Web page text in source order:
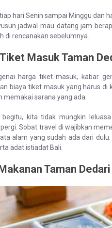
hari Senin sampai Minggu dan
jadwal mau datang jam
di rencanakan sebelumnya.
Masuk Taman
harga tiket masuk, kabar
biaya tiket masuk yang harus di
memakai sarana yang ada.
begitu, kita tidak mungkin
Sobat travel di wajibkan
alam yang sudah ada dari
adat istiadat Bali.
Taman Dedari